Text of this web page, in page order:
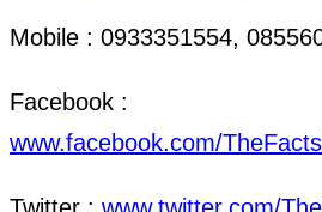
Mobile : 0933351554,
Facebook :
www.facebook.com/